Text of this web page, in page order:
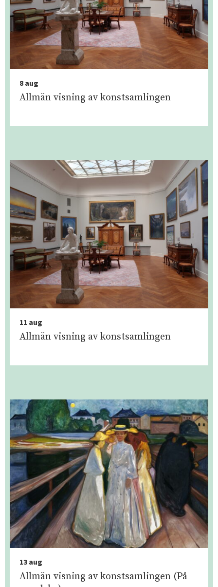
8 aug
Allmän visning av konstsamlingen
11 aug
Allmän visning av konstsamlingen
13 aug
Allmän visning av konstsamlingen (På